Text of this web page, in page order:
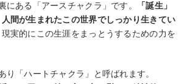
にある「アースチャクラ」です。
「誕生」
人間が生まれたこの世界でしっかり生きてい
現実的にこの生涯をまっとうするための力を
り「ハートチャクラ」と呼ばれます。